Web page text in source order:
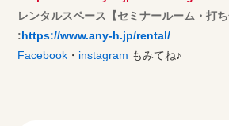
レンタルスペース【セミナールーム・打ち
:https://www.any-h.jp/rental/
Facebook ・ instagram もみてね♪